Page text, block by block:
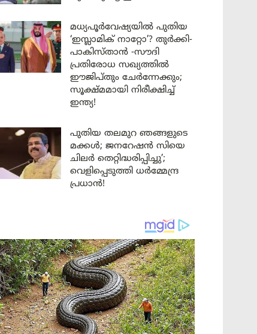
മധ്യപൂർവേഷ്യയിൽ പുതിയ
‘ഇസ്ലാമിക് നാറ്റോ’? തുർക്കി-
പാകിസ്താൻ -സൗദി
പ്രതിരോധ സഖ്യത്തിൽ
ഈജിപ്തും ചേർന്നേക്കും;
സൂക്ഷ്മമായി നിരീക്ഷിച്ച്
ഇന്ത്യ!
പുതിയ തലമുറ ഞങ്ങളുടെ
മക്കൾ; ജനറേഷൻ സിയെ
ചിലർ തെറ്റിദ്ധരിപ്പിച്ചു’;
വെളിപ്പെടുത്തി ധർമ്മേന്ദ്ര
പ്രധാൻ!